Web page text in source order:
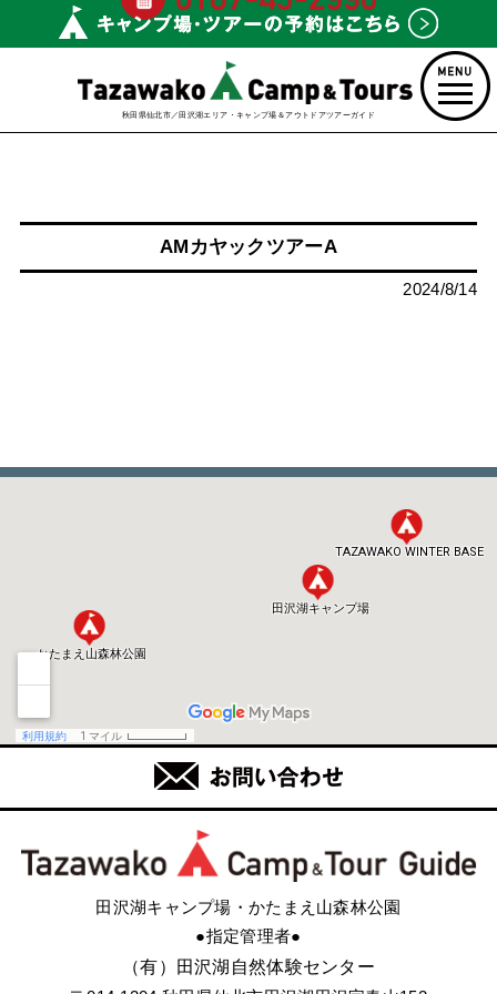
秋田県仙北市／田沢湖エリア・キャンプ場＆アウトドアツアーガイド
AMカヤックツアーA
2024/8/14
田沢湖キャンプ場・かたまえ山森林公園
●指定管理者●
（有）田沢湖自然体験センター